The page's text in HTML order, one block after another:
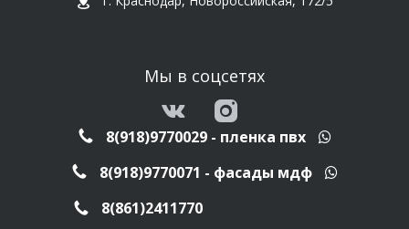
Мы в соцсетях
8(918)9770029 - пленка пвх
8(918)9770071 - фасады мдф
8(861)2411770